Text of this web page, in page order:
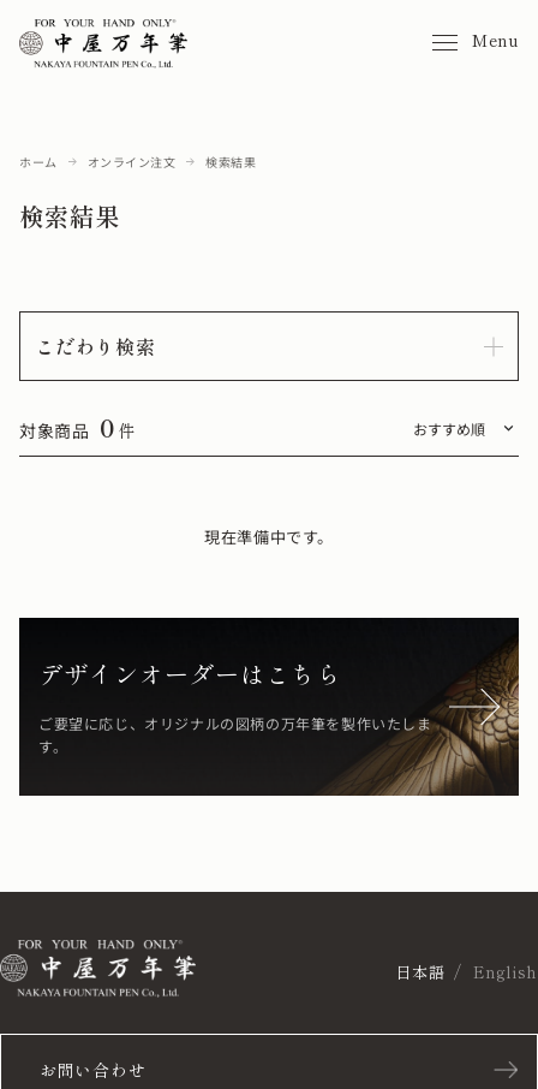
Menu
ホーム オンライン注文 検索結果
検索結果
こだわり検索
対象商品 0 件
現在準備中です。
デザインオーダーはこちら
ご要望に応じ、オリジナルの図柄の万年筆を製作いたしま
す。
お問い合わせ
日本語 English